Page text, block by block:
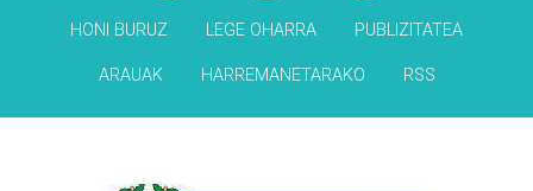
HONI BURUZ LEGE OHARRA PUBLIZITATEA
ARAUAK HARREMANETARAKO RSS